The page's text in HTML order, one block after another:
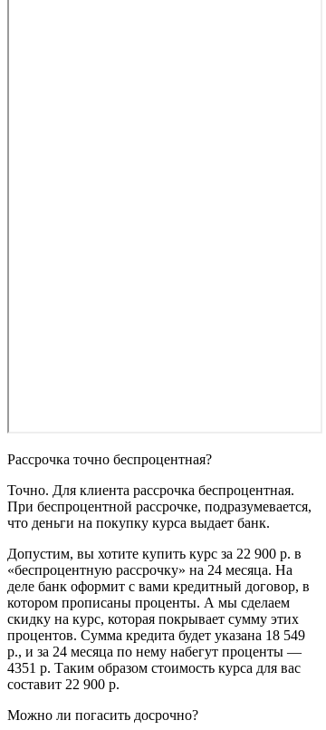
Рассрочка точно беспроцентная?
Точно. Для клиента рассрочка беспроцентная.
При беспроцентной рассрочке, подразумевается,
что деньги на покупку курса выдает банк.
Допустим, вы хотите купить курс за 22 900 р. в
«беспроцентную рассрочку» на 24 месяца. На
деле банк оформит с вами кредитный договор, в
котором прописаны проценты. А мы сделаем
скидку на курс, которая покрывает сумму этих
процентов. Сумма кредита будет указана 18 549
р., и за 24 месяца по нему набегут проценты —
4351 р. Таким образом стоимость курса для вас
составит 22 900 р.
Можно ли погасить досрочно?